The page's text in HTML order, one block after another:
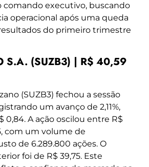
comando executivo, buscando
operacional após uma queda
do primeiro trimestre
S.A. (SUZB3) | R$ 40,59
(SUZB3) fechou a sessão
um avanço de 2,11%,
0,84. A ação oscilou entre R$
com um volume de
de 6.289.800 ações. O
foi de R$ 39,75. Este